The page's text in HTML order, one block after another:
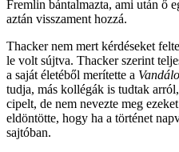
Fremlin bántalmazta, ami után ő
aztán visszament hozzá.
Thacker nem mert kérdéseket
le volt sújtva. Thacker szerint
a saját életéből merítette a
tudja, más kollégák is tudtak
cipelt, de nem nevezte meg
eldöntötte, hogy ha a történet
sajtóban.